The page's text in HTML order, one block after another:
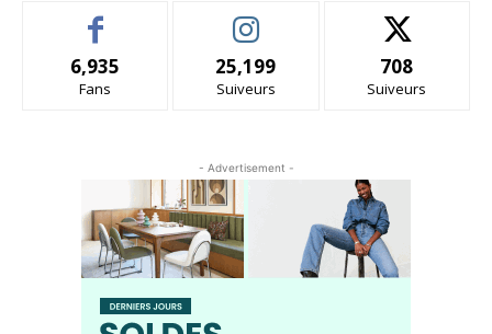
6,935
Fans
25,199
Suiveurs
708
Suiveurs
- Advertisement -